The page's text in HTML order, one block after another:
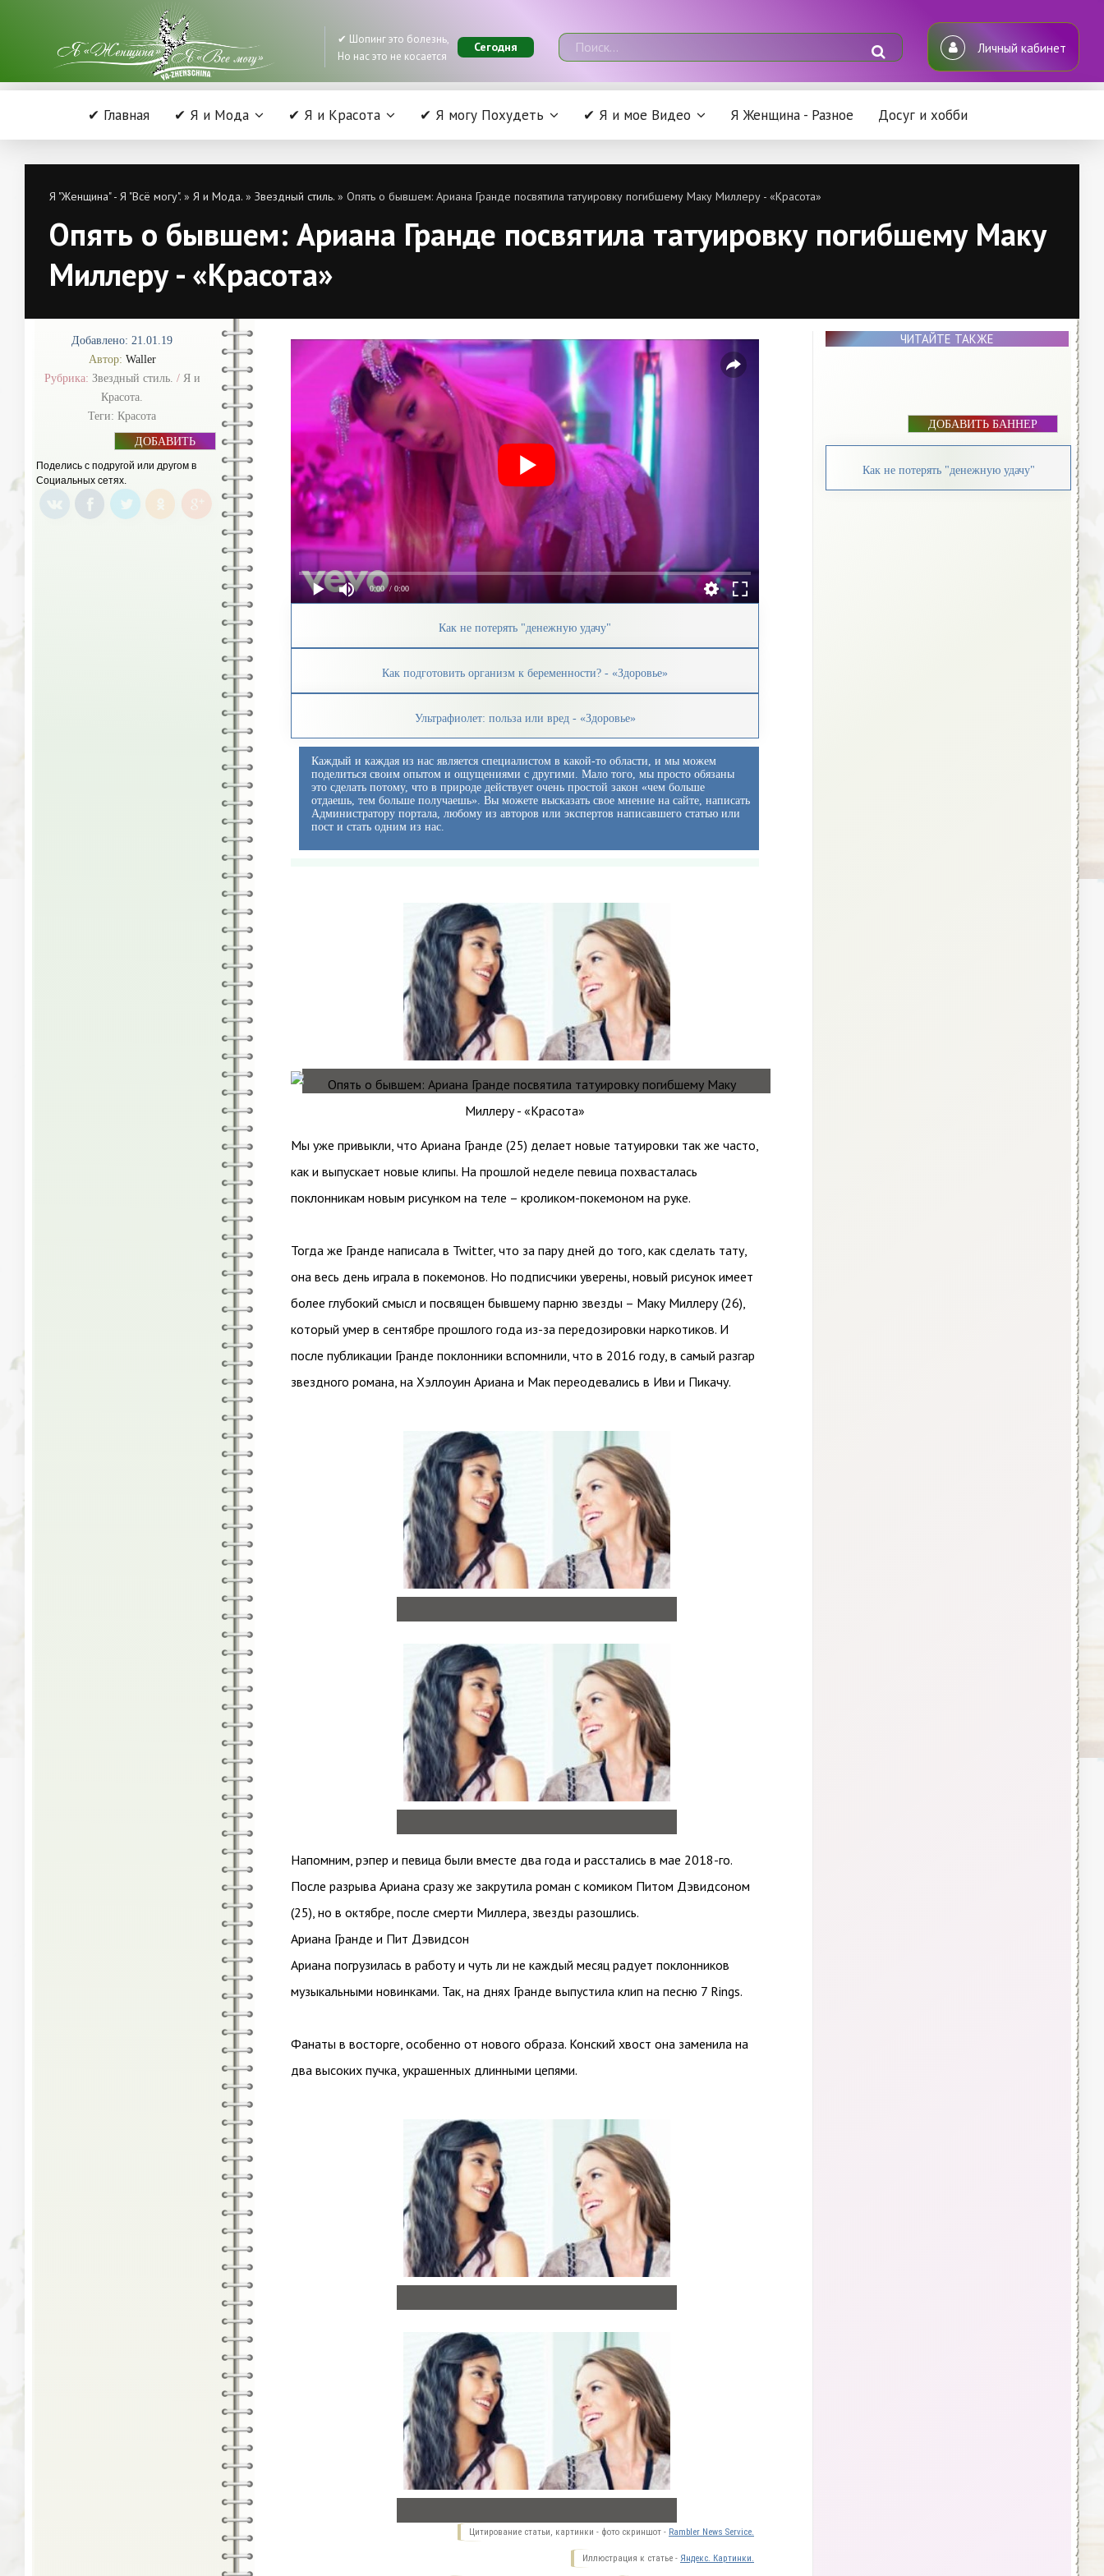
✔ Шопинг это болезнь,
Но нас это не косается
Сегодня Личный кабинет
✔ Главная ✔ Я и Мода ✔ Я и Красота ✔ Я могу Похудеть ✔ Я и мое Видео Я Женщина - Разное Досуг и хобби
Я "Женщина" - Я "Всё могу". » Я и Мода. » Звездный стиль. » Опять о бывшем: Ариана Гранде посвятила татуировку погибшему Маку Миллеру - «Красота»
Опять о бывшем: Ариана Гранде посвятила татуировку погибшему Маку
Миллеру - «Красота»
Добавлено: 21.01.19
Автор: Waller
Рубрика: Звездный стиль. / Я и
Красота.
Теги: Красота
ДОБАВИТЬ
Поделись с подругой или другом в
Социальных сетях.
0:00 / 0:00
Как не потерять "денежную удачу"
Как подготовить организм к беременности? - «Здоровье»
Ультрафиолет: польза или вред - «Здоровье»
Каждый и каждая из нас является специалистом в какой-то области, и мы можем
поделиться своим опытом и ощущениями с другими. Мало того, мы просто обязаны
это сделать потому, что в природе действует очень простой закон «чем больше
отдаешь, тем больше получаешь». Вы можете высказать свое мнение на сайте, написать
Администратору портала, любому из авторов или экспертов написавшего статью или
пост и стать одним из нас.
Мы уже привыкли, что Ариана Гранде (25) делает новые татуировки так же часто,
как и выпускает новые клипы. На прошлой неделе певица похвасталась
поклонникам новым рисунком на теле – кроликом-покемоном на руке.
Тогда же Гранде написала в Twitter, что за пару дней до того, как сделать тату,
она весь день играла в покемонов. Но подписчики уверены, новый рисунок имеет
более глубокий смысл и посвящен бывшему парню звезды – Маку Миллеру (26),
который умер в сентябре прошлого года из-за передозировки наркотиков. И
после публикации Гранде поклонники вспомнили, что в 2016 году, в самый разгар
звездного романа, на Хэллоуин Ариана и Мак переодевались в Иви и Пикачу.
Напомним, рэпер и певица были вместе два года и расстались в мае 2018-го.
После разрыва Ариана сразу же закрутила роман с комиком Питом Дэвидсоном
(25), но в октябре, после смерти Миллера, звезды разошлись.
Ариана Гранде и Пит Дэвидсон
Ариана погрузилась в работу и чуть ли не каждый месяц радует поклонников
музыкальными новинками. Так, на днях Гранде выпустила клип на песню 7 Rings.
Фанаты в восторге, особенно от нового образа. Конский хвост она заменила на
два высоких пучка, украшенных длинными цепями.
Цитирование статьи, картинки - фото скриншот - Rambler News Service.
Иллюстрация к статье - Яндекс. Картинки.
ЧИТАЙТЕ ТАКЖЕ
ДОБАВИТЬ БАННЕР
Как не потерять "денежную удачу"